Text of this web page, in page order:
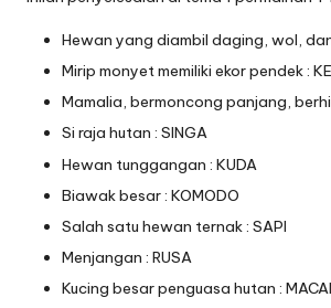
Hewan yang diambil daging, wol,
Mirip monyet memiliki ekor pendek :
Mamalia, bermoncong panjang,
Si raja hutan : SINGA
Hewan tunggangan : KUDA
Biawak besar : KOMODO
Salah satu hewan ternak : SAPI
Menjangan : RUSA
Kucing besar penguasa hutan :